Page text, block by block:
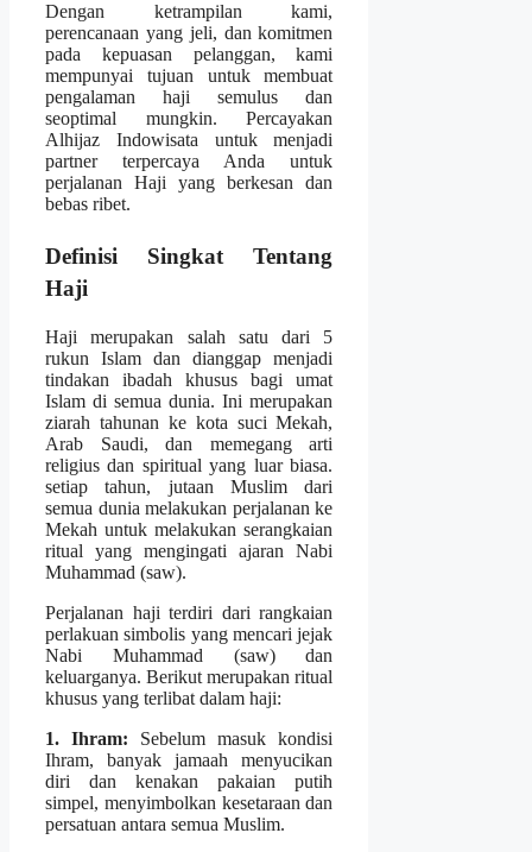
Dengan ketrampilan kami,
perencanaan yang jeli, dan komitmen
pada kepuasan pelanggan, kami
mempunyai tujuan untuk membuat
pengalaman haji semulus dan
seoptimal mungkin. Percayakan
Alhijaz Indowisata untuk menjadi
partner terpercaya Anda untuk
perjalanan Haji yang berkesan dan
bebas ribet.
Definisi Singkat Tentang
Haji
Haji merupakan salah satu dari 5
rukun Islam dan dianggap menjadi
tindakan ibadah khusus bagi umat
Islam di semua dunia. Ini merupakan
ziarah tahunan ke kota suci Mekah,
Arab Saudi, dan memegang arti
religius dan spiritual yang luar biasa.
setiap tahun, jutaan Muslim dari
semua dunia melakukan perjalanan ke
Mekah untuk melakukan serangkaian
ritual yang mengingati ajaran Nabi
Muhammad (saw).
Perjalanan haji terdiri dari rangkaian
perlakuan simbolis yang mencari jejak
Nabi Muhammad (saw) dan
keluarganya. Berikut merupakan ritual
khusus yang terlibat dalam haji:
1. Ihram: Sebelum masuk kondisi
Ihram, banyak jamaah menyucikan
diri dan kenakan pakaian putih
simpel, menyimbolkan kesetaraan dan
persatuan antara semua Muslim.